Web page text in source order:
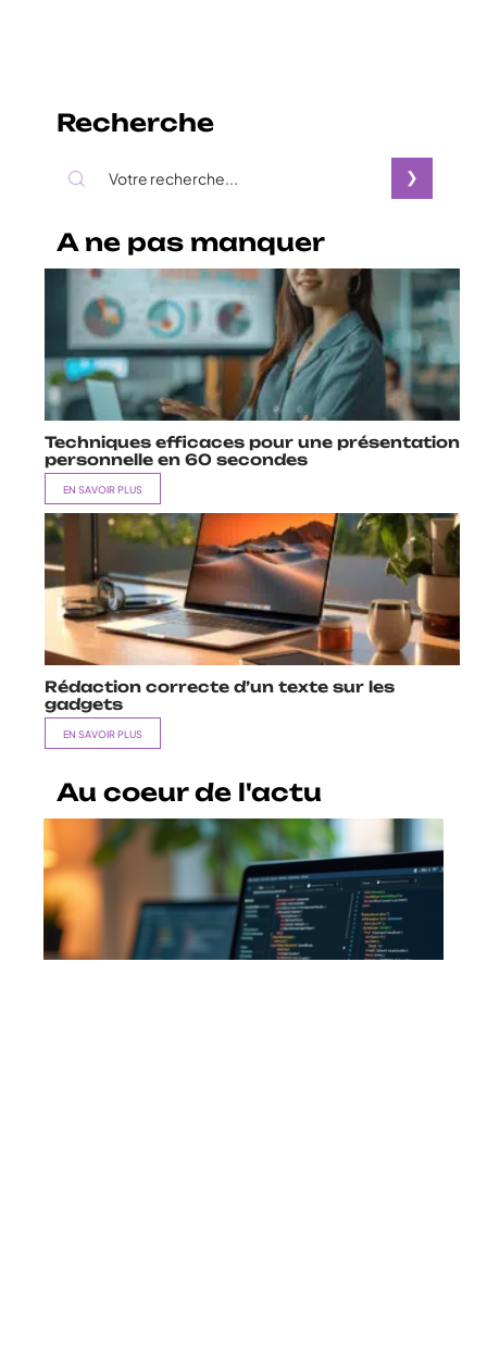
Recherche
A ne pas manquer
Techniques efficaces pour une présentation
personnelle en 60 secondes
EN SAVOIR PLUS
Rédaction correcte d’un texte sur les
gadgets
EN SAVOIR PLUS
Au coeur de l'actu